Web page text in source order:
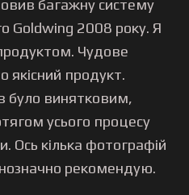
багажну систему
Goldwing 2008 року. Я
Чудове
якісний продукт.
було винятковим,
усього процесу
Ось кілька фотографій
рекомендую.